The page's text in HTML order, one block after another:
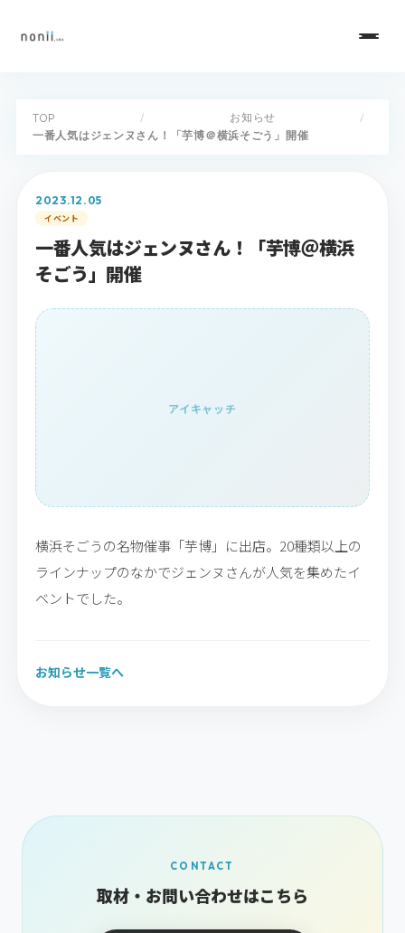
TOP / お知らせ
/
一番人気はジェンヌさん！「芋博＠横浜そごう」開催
2023.12.05
イベント
一番人気はジェンヌさん！「芋博＠横浜
そごう」開催
アイキャッチ
横浜そごうの名物催事「芋博」に出店。20種類以上の
ラインナップのなかでジェンヌさんが人気を集めたイ
ベントでした。
お知らせ一覧へ
CONTACT
取材・お問い合わせはこちら